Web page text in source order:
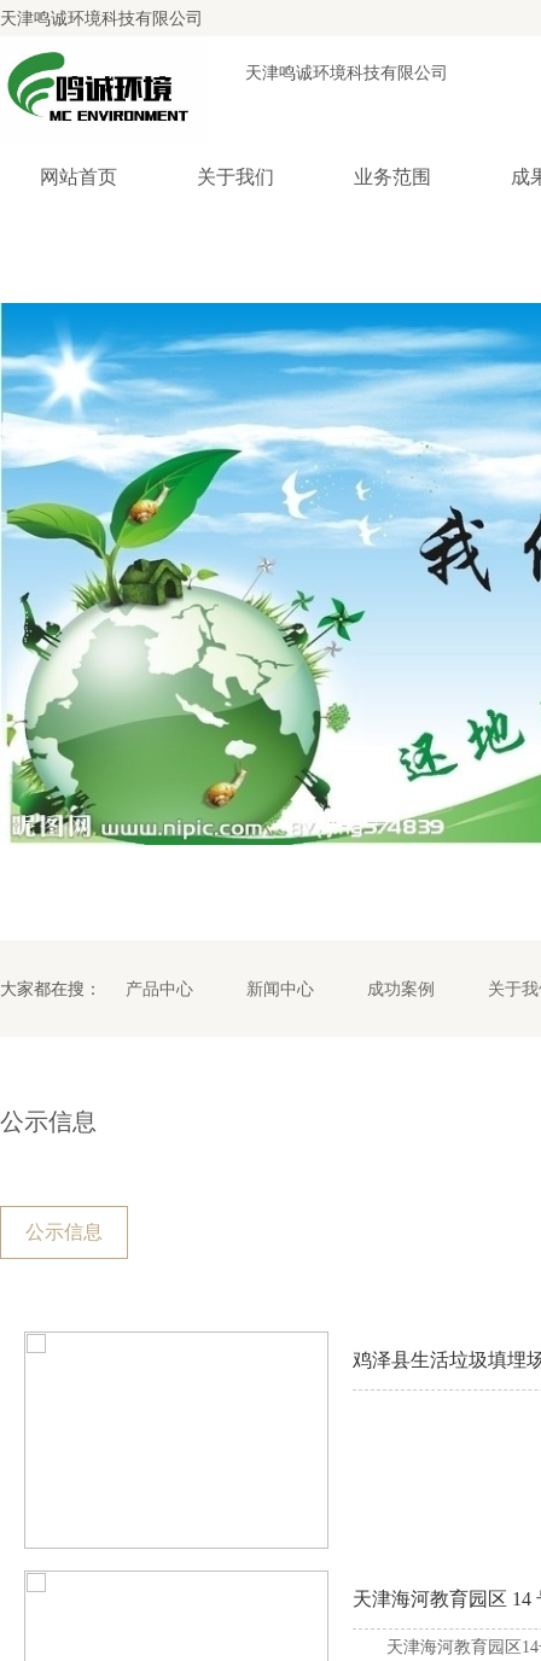
天津鸣诚环境科技有限公司
天津鸣诚环境科技有限公司
网站首页 关于我们 业务范围 成
大家都在搜： 产品中心 新闻中心 成功案例 关于
公示信息
公示信息
鸡泽县生活垃圾填埋
天津海河教育园区 14
天津海河教育园区